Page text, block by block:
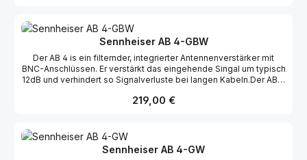
Sennheiser AB 4-GBW
Der AB 4 is ein filternder, integrierter Antennenverstärker mit
BNC-Anschlüssen. Er verstärkt das eingehende Singal um typisch
12dB und verhindert so Signalverluste bei langen Kabeln.Der AB 4
Zusätzlich sind die Filter des AB 4 auf Frequenzen bis 88 Mhz
Regulärer Preis:
219,00 €
Sennheiser AB 4-GW